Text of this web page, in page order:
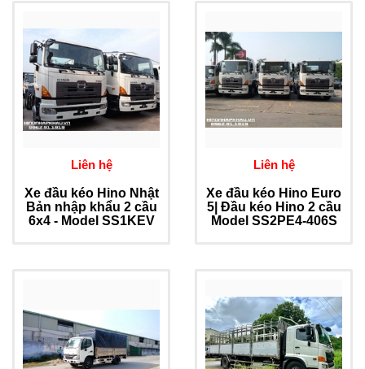
Liên hệ
Xe đầu kéo Hino Nhật
Bản nhập khẩu 2 cầu
6x4 - Model SS1KEV
Liên hệ
Xe đầu kéo Hino Euro
5| Đầu kéo Hino 2 cầu
Model SS2PE4-406S